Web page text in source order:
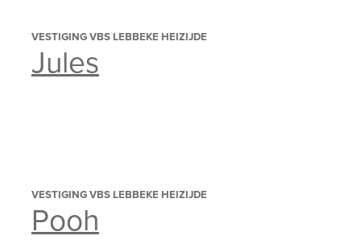
Jules
VESTIGING VBS LEBBEKE HEIZIJDE
Pooh
VESTIGING VBS LEBBEKE HEIZIJDE